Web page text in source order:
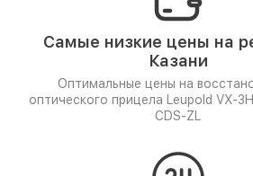
Самые низкие цены на
Казани
Оптимальные цены на
оптического прицела Leupold VX-
CDS-ZL